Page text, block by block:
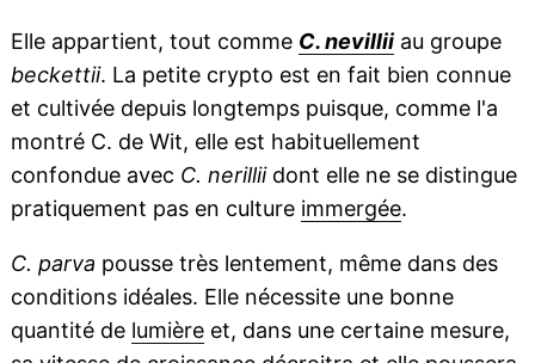
Elle appartient, tout comme C. nevilliiau groupe
beckettii. La petite crypto est en fait bien connue
et cultivée depuis longtemps puisque, comme l'a
montré C. de Wit, elle est habituellement
confondue avec C. nerilliidont elle ne se distingue
pratiquement pas en culture immergée.
C. parva pousse très lentement, même dans des
conditions idéales. Elle nécessite une bonne
quantité de lumièreet, dans une certaine mesure,